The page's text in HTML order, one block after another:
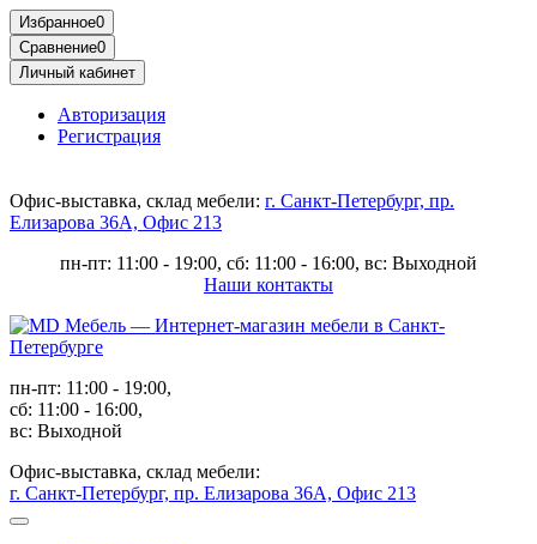
Избранное0
Сравнение0
Личный кабинет
Авторизация
Регистрация
Офис-выставка, склад мебели: г. Санкт-Петербург, пр.
Елизарова 36А, Офис 213
пн-пт: 11:00 - 19:00, сб: 11:00 - 16:00, вс: Выходной
Наши контакты
пн-пт: 11:00 - 19:00,
сб: 11:00 - 16:00,
вс: Выходной
Офис-выставка, склад мебели:
г. Санкт-Петербург, пр. Елизарова 36А, Офис 213